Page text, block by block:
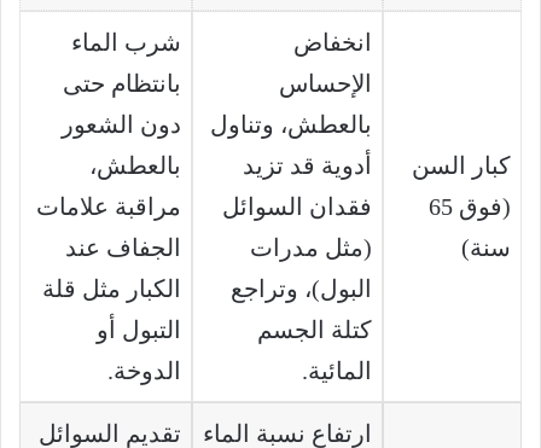
كبار السن
(فوق 65
سنة)
انخفاض
الإحساس
بالعطش، وتناول
أدوية قد تزيد
فقدان السوائل
(مثل مدرات
البول)، وتراجع
كتلة الجسم
المائية.
شرب الماء
بانتظام حتى
دون الشعور
بالعطش،
مراقبة علامات
الجفاف عند
الكبار مثل قلة
التبول أو
الدوخة.
ارتفاع نسبة الماء
تقديم السوائل